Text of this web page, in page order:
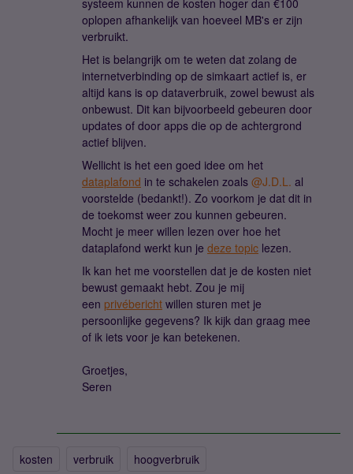
systeem kunnen de kosten hoger dan €100
oplopen afhankelijk van hoeveel MB's er zijn
verbruikt.
Het is belangrijk om te weten dat zolang de
internetverbinding op de simkaart actief is, er
altijd kans is op dataverbruik, zowel bewust als
onbewust. Dit kan bijvoorbeeld gebeuren door
updates of door apps die op de achtergrond
actief blijven.
Wellicht is het een goed idee om het
dataplafond in te schakelen zoals @J.D.L. al
voorstelde (bedankt!). Zo voorkom je dat dit in
de toekomst weer zou kunnen gebeuren.
Mocht je meer willen lezen over hoe het
dataplafond werkt kun je deze topic lezen.
Ik kan het me voorstellen dat je de kosten niet
bewust gemaakt hebt. Zou je mij
een privébericht willen sturen met je
persoonlijke gegevens? Ik kijk dan graag mee
of ik iets voor je kan betekenen.
Groetjes,
Seren
kosten verbruik hoogverbruik